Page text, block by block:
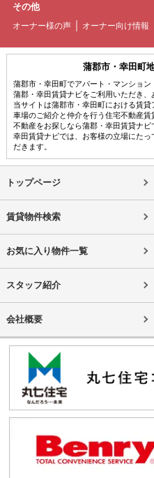
その他
オーナー様の声 オーナー向け情報
蒲郡市・幸田町
蒲郡市・幸田町でアパート・マンション
蒲郡・幸田賃貸ナビをご利用いただき、
当サイトは蒲郡市・幸田町における賃
車場のご紹介と仲介を行う住宅不動産
不動産をお探しなら蒲郡・幸田賃貸ナ
幸田賃貸ナビでは、お客様の立場にた
だきます。
トップページ
賃貸物件検索
お気に入り物件一覧
スタッフ紹介
会社概要